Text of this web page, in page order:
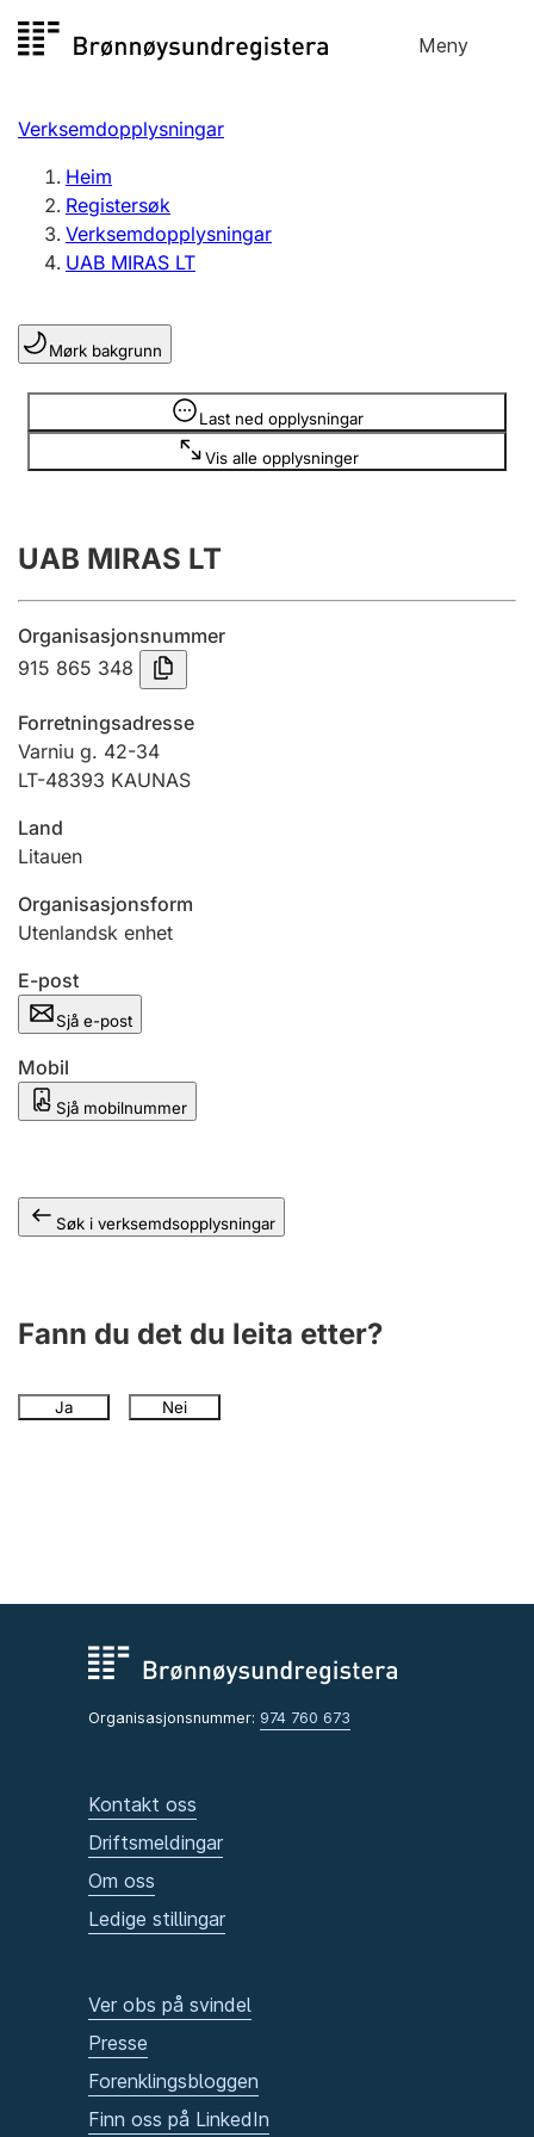
til
Meny
Registersøk
Aksjeselskap
Enkeltpersonføretak
Registrere, endre, slette
Lag og foreining
Registrere, endre, slette
Årsrekneskap
Innsending og forseinkingsgebyr
Tinglysing
Jeger
Ektepaktrettleiaren
Andre tema
Verksemdopplysningar
Heim
Registersøk
Verksemdopplysningar
UAB MIRAS LT
Mørk bakgrunn
Last ned opplysningar
Vis alle opplysninger
Opplysninger er skjult
UAB MIRAS LT
Organisasjonsnummer
915 865 348
Forretningsadresse
Varniu g. 42-34
LT-48393 KAUNAS
Land
Litauen
Organisasjonsform
Utenlandsk enhet
E-post
Sjå e-post
Mobil
Sjå mobilnummer
Søk i verksemdsopplysningar
Fann du det du leita etter?
Ja Nei
Organisasjonsnummer: 974 760 673
Kontakt oss
Driftsmeldingar
Om oss
Ledige stillingar
Ver obs på svindel
Presse
Forenklingsbloggen
Finn oss på LinkedIn